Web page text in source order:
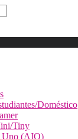
Doméstico
Tiny
Uno (AIO)